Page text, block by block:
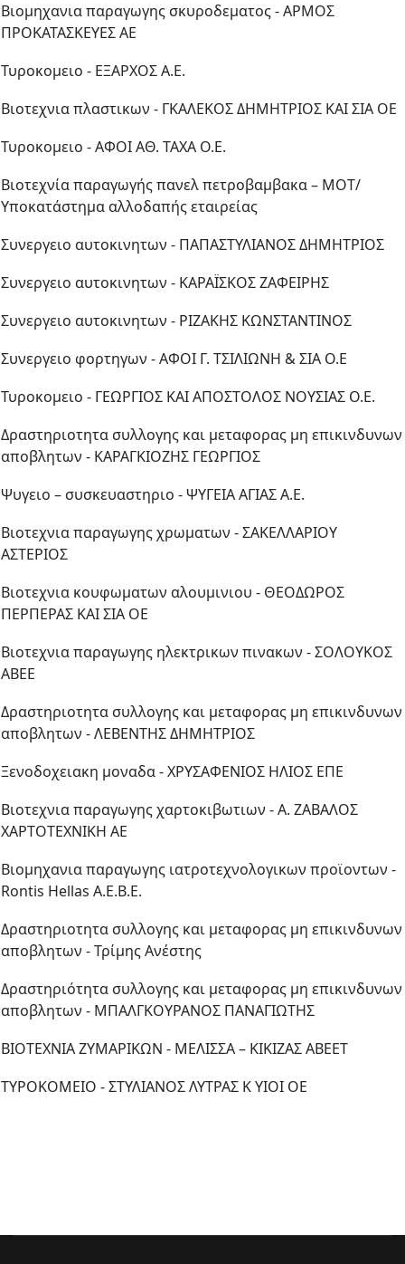
Βιομηχανια παραγωγης σκυροδεματος - ΑΡΜΟΣ
ΠΡΟΚΑΤΑΣΚΕΥΕΣ ΑΕ
Τυροκομειο - ΕΞΑΡΧΟΣ Α.Ε.
Βιοτεχνια πλαστικων - ΓΚΑΛΕΚΟΣ ΔΗΜΗΤΡΙΟΣ ΚΑΙ ΣΙΑ ΟΕ
Τυροκομειο - ΑΦΟΙ ΑΘ. ΤΑΧΑ Ο.Ε.
Βιοτεχνία παραγωγής πανελ πετροβαμβακα – MOT/
Υποκατάστημα αλλοδαπής εταιρείας
Συνεργειο αυτοκινητων - ΠΑΠΑΣΤΥΛΙΑΝΟΣ ΔΗΜΗΤΡΙΟΣ
Συνεργειο αυτοκινητων - ΚΑΡΑΪΣΚΟΣ ΖΑΦΕΙΡΗΣ
Συνεργειο αυτοκινητων - ΡΙΖΑΚΗΣ ΚΩΝΣΤΑΝΤΙΝΟΣ
Συνεργειο φορτηγων - ΑΦΟΙ Γ. ΤΣΙΛΙΩΝΗ & ΣΙΑ Ο.Ε
Τυροκομειο - ΓΕΩΡΓΙΟΣ ΚΑΙ ΑΠΟΣΤΟΛΟΣ ΝΟΥΣΙΑΣ Ο.Ε.
Δραστηριοτητα συλλογης και μεταφορας μη επικινδυνων
αποβλητων - ΚΑΡΑΓΚΙΟΖΗΣ ΓΕΩΡΓΙΟΣ
Ψυγειο – συσκευαστηριο - ΨΥΓΕΙΑ ΑΓΙΑΣ Α.Ε.
Βιοτεχνια παραγωγης χρωματων - ΣΑΚΕΛΛΑΡΙΟΥ
ΑΣΤΕΡΙΟΣ
Βιοτεχνια κουφωματων αλουμινιου - ΘΕΟΔΩΡΟΣ
ΠΕΡΠΕΡΑΣ ΚΑΙ ΣΙΑ ΟΕ
Βιοτεχνια παραγωγης ηλεκτρικων πινακων - ΣΟΛΟΥΚΟΣ
ΑΒΕΕ
Δραστηριοτητα συλλογης και μεταφορας μη επικινδυνων
αποβλητων - ΛΕΒΕΝΤΗΣ ΔΗΜΗΤΡΙΟΣ
Ξενοδοχειακη μοναδα - ΧΡΥΣΑΦΕΝΙΟΣ ΗΛΙΟΣ ΕΠΕ
Βιοτεχνια παραγωγης χαρτοκιβωτιων - Α. ΖΑΒΑΛΟΣ
ΧΑΡΤΟΤΕΧΝΙΚΗ AE
Βιομηχανια παραγωγης ιατροτεχνολογικων προϊοντων -
Rontis Hellas Α.Ε.Β.Ε.
Δραστηριοτητα συλλογης και μεταφορας μη επικινδυνων
αποβλητων - Τρίμης Ανέστης
Δραστηριότητα συλλογης και μεταφορας μη επικινδυνων
αποβλητων - ΜΠΑΛΓΚΟΥΡΑΝΟΣ ΠΑΝΑΓΙΩΤΗΣ
ΒΙΟΤΕΧΝΙΑ ΖΥΜΑΡΙΚΩΝ - ΜΕΛΙΣΣΑ – ΚΙΚΙΖΑΣ ΑΒΕΕΤ
ΤΥΡΟΚΟΜΕΙΟ - ΣΤΥΛΙΑΝΟΣ ΛΥΤΡΑΣ Κ ΥΙΟΙ ΟΕ